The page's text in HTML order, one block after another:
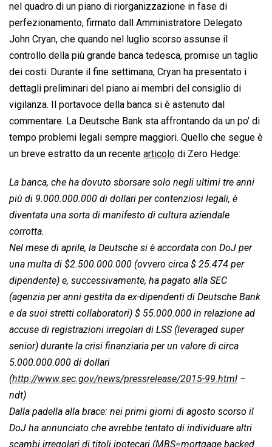
nel quadro di un piano di riorganizzazione in fase di
perfezionamento, firmato dall Amministratore Delegato
John Cryan, che quando nel luglio scorso assunse il
controllo della più grande banca tedesca, promise un taglio
dei costi. Durante il fine settimana, Cryan ha presentato i
dettagli preliminari del piano ai membri del consiglio di
vigilanza. Il portavoce della banca si è astenuto dal
commentare. La Deutsche Bank sta affrontando da un po’ di
tempo problemi legali sempre maggiori. Quello che segue è
un breve estratto da un recente articolo di Zero Hedge:
La banca, che ha dovuto sborsare solo negli ultimi tre anni
più di 9.000.000.000 di dollari per contenziosi legali, è
diventata una sorta di manifesto di cultura aziendale
corrotta.
Nel mese di aprile, la Deutsche si è accordata con DoJ per
una multa di $2.500.000.000 (ovvero circa $ 25.474 per
dipendente) e, successivamente, ha pagato alla SEC
(agenzia per anni gestita da ex-dipendenti di Deutsche Bank
e da suoi stretti collaboratori) $ 55.000.000 in relazione ad
accuse di registrazioni irregolari di LSS (leveraged super
senior) durante la crisi finanziaria per un valore di circa
5.000.000.000 di dollari
(http://www.sec.gov/news/pressrelease/2015-99.html –
ndt)
Dalla padella alla brace: nei primi giorni di agosto scorso il
DoJ ha annunciato che avrebbe tentato di individuare altri
scambi irregolari di titoli ipotecari (MBS=mortgage backed